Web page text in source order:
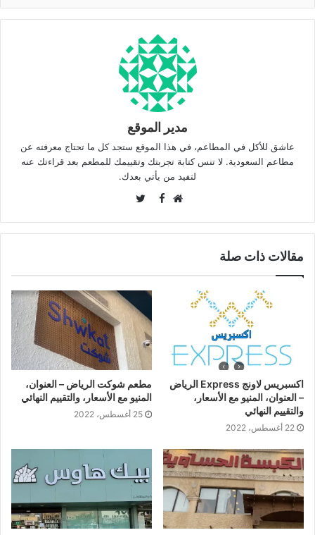
مدير الموقع
عاشق للأكل في المطاعم، في هذا الموقع ستجد كل ما تحتاج معرفته عن
مطاعم السعودية. لا تنس كتابة تجربتك وتقييمك للمطعم بعد قراءتك عنه
لتفيد من يأتي بعدك.
Facebook
مقالات ذات صلة
اكسبريس لاونج Express الرياض
– العنوان، المنيو مع الأسعار،
والتقييم النهائي
22 أغسطس، 2022
مطعم شوكت الرياض – العنوان،
المنيو مع الأسعار، والتقييم النهائي
25 أغسطس، 2022